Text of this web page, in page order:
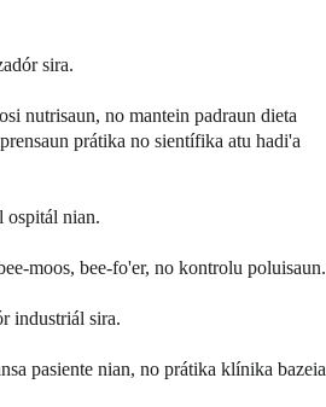
sira.
nutrisaun, no mantein padraun dieta
prátika no sientífika atu hadi'a
ospitál nian.
moos, bee-fo'er, no kontrolu poluisaun.
industriál sira.
pasiente nian, no prátika klínika bazeia